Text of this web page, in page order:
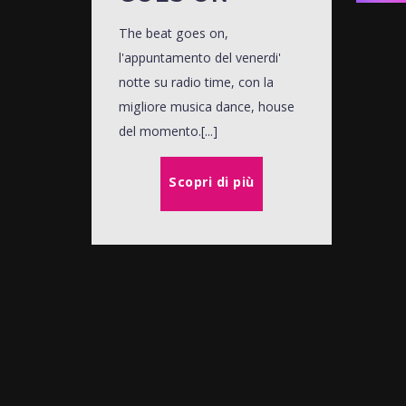
The beat goes on,
l'appuntamento del venerdi'
notte su radio time, con la
migliore musica dance, house
del momento.[...]
Scopri di più